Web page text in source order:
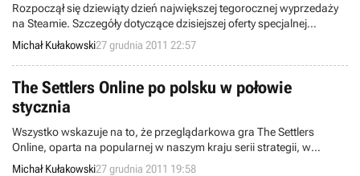
Rozpoczął się dziewiąty dzień największej tegorocznej wyprzedaży
na Steamie. Szczegóły dotyczące dzisiejszej oferty specjalnej
znajdziecie w rozwinięciu newsa, a jest o czym czytać, bo
przecenionych tytułów jest kilkadziesiąt.
Michał Kułakowski27 grudnia 2011 22:57
The Settlers Online po polsku w połowie
stycznia
Wszystko wskazuje na to, że przeglądarkowa gra The Settlers
Online, oparta na popularnej w naszym kraju serii strategii, w
połowie stycznia doczeka się polskiej wersji językowej.
Michał Kułakowski27 grudnia 2011 19:58